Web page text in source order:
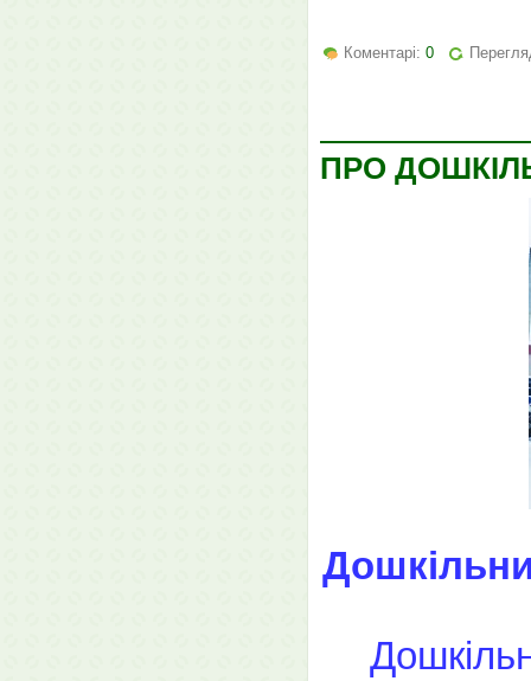
Коментарі: 0
ПРО